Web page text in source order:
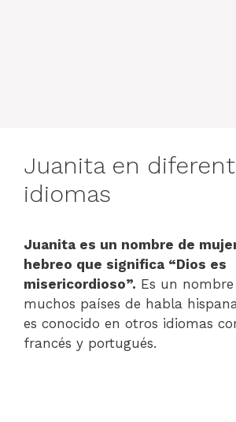
Juanita en
idiomas
Juanita es un nombre de
hebreo que significa “Dios es
misericordioso”. Es un
muchos países de habla
es conocido en otros idiomas
francés y portugués.